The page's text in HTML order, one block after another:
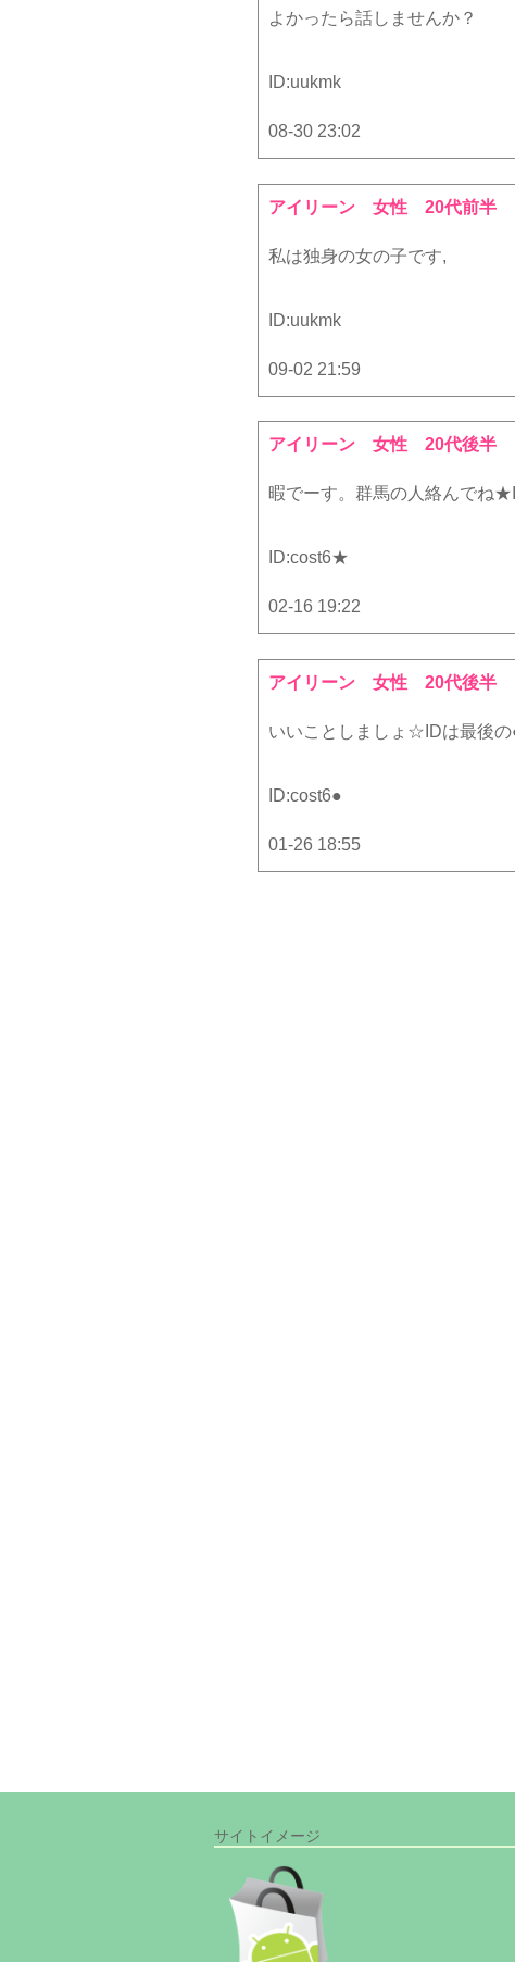
よかったら話しませんか？
ID:uukmk
08-30 23:02
アイリーン 女性 20代前半
私は独身の女の子です,
ID:uukmk
09-02 21:59
アイリーン 女性 20代後半
暇でーす。群馬の人絡んでね
ID:cost6★
02-16 19:22
アイリーン 女性 20代後半
いいことしましょ☆IDは最後
ID:cost6●
01-26 18:55
サイトイメージ